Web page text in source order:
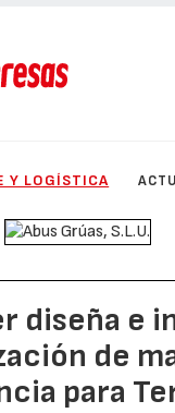
Y LOGÍSTICA
diseña e
de
para